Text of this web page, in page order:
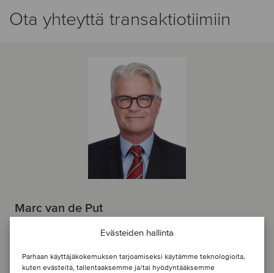
Evästeiden hallinta
Parhaan käyttäjäkokemuksen tarjoamiseksi käytämme teknologioita,
kuten evästeitä, tallentaaksemme ja/tai hyödyntääksemme
Ota yhteyttä transaktiotiimiin
Marc van de Put
Oaklins Netherlands